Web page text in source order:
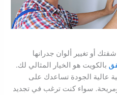
أو تغيير ألوان جدرانها
بالكويت هو الخيار المثالي لك.
عالية الجودة تساعدك على
سواء كنت ترغب في تجديد